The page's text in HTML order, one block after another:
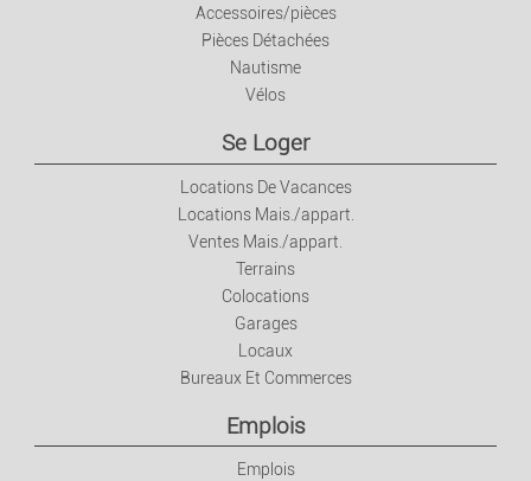
Accessoires/pièces
Pièces Détachées
Nautisme
Vélos
Se Loger
Locations De Vacances
Locations Mais./appart.
Ventes Mais./appart.
Terrains
Colocations
Garages
Locaux
Bureaux Et Commerces
Emplois
Emplois